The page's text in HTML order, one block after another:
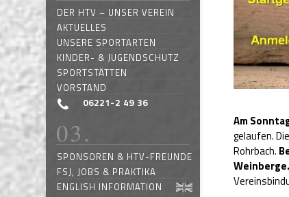
DER HTV – UNSER VEREIN
AKTUELLES
UNSERE SPORTARTEN
KINDER- & JUGENDSCHUTZ
SPORTSTÄTTEN
VORSTAND
06221-2 49 36
SPONSOREN & HTV-FREUNDE
FSJ, JOBS & PRAKTIKA
ENGLISH INFORMATION
Am
gelaufen.
Rohrbach.